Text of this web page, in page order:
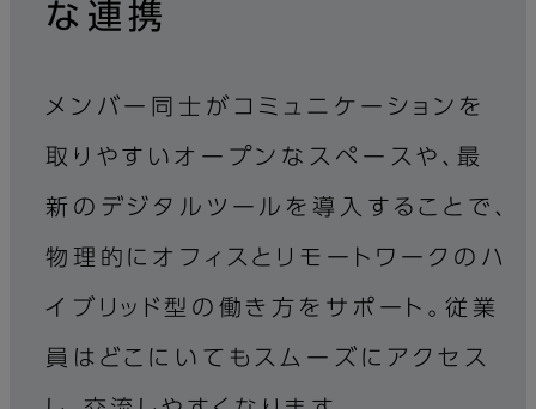
な連携
メンバー同士がコミュニケーションを
取りやすいオープンなスペースや、最
新のデジタルツールを導入することで、
物理的にオフィスとリモートワークのハ
イブリッド型の働き方をサポート。従業
員はどこにいてもスムーズにアクセス